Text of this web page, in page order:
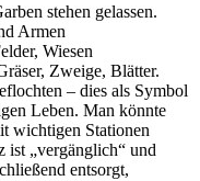
stehen gelassen.
Armen
Wiesen
Zweige, Blätter.
– dies als Symbol
Leben. Man könnte
wichtigen Stationen
ist „vergänglich“ und
entsorgt,